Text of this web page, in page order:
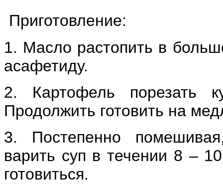
Приготовление:
1. Масло растопить в
асафетиду.
2. Картофель порезать
Продолжить готовить на
3. Постепенно
варить суп в течении 8 –
готовиться.